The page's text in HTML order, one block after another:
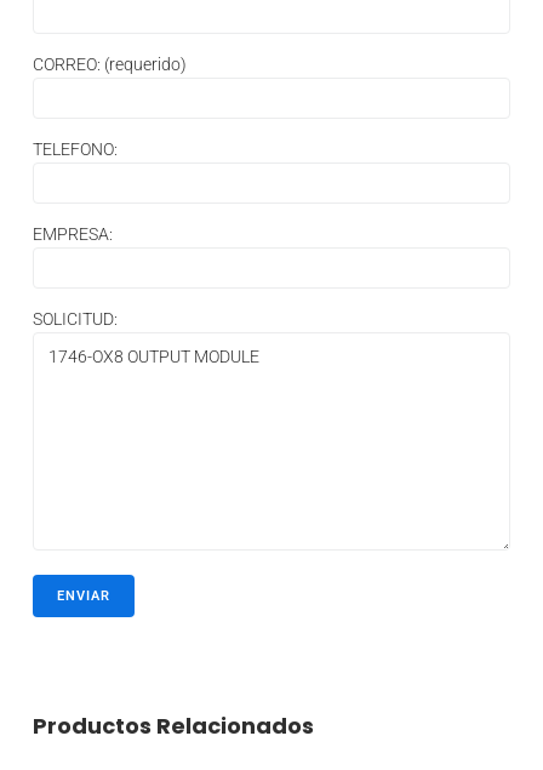
CORREO: (requerido)
TELEFONO:
EMPRESA:
SOLICITUD:
Productos Relacionados